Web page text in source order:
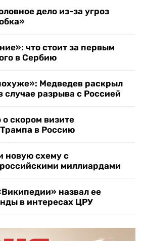
дело из-за угроз
что стоит за первым
в Сербию
Медведев раскрыл
случае разрыва с Россией
о скором визите
в Россию
новую схему с
миллиардами
назвал ее
в интересах ЦРУ